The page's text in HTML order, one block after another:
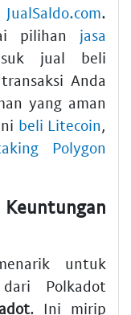
JualSaldo.com.
pilihan jasa
jual beli
Anda
yang aman
beli Litecoin,
Polygon
untuk
Polkadot
. Ini mirip